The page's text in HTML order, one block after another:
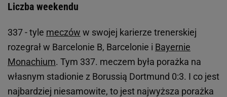
Liczba weekendu
337 - tyle meczów w swojej karierze trenerskiej
rozegrał w Barcelonie B, Barcelonie i Bayernie
Monachium. Tym 337. meczem była porażka na
własnym stadionie z Borussią Dortmund 0:3. I co jest
najbardziej niesamowite, to jest najwyższa porażka